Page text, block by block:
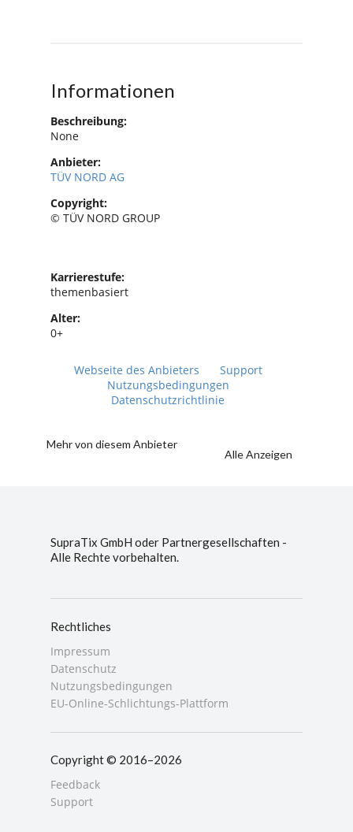
Informationen
Beschreibung:
None
Anbieter:
TÜV NORD AG
Copyright:
© TÜV NORD GROUP
Karrierestufe:
themenbasiert
Alter:
0+
Webseite des Anbieters
Support
Nutzungsbedingungen
Datenschutzrichtlinie
Mehr von diesem Anbieter
Alle Anzeigen
SupraTix GmbH oder Partnergesellschaften -
Alle Rechte vorbehalten.
Rechtliches
Impressum
Datenschutz
Nutzungsbedingungen
EU-Online-Schlichtungs-Plattform
Copyright © 2016–2026
Feedback
Support